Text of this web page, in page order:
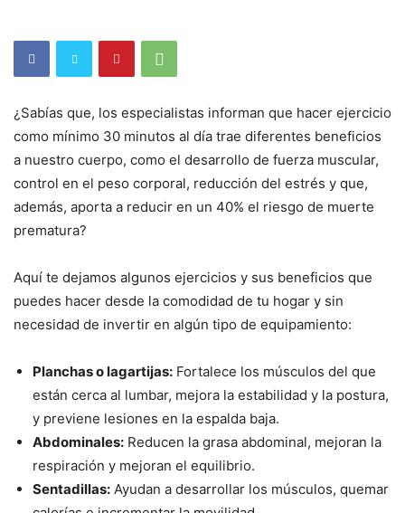
¿Sabías que, los especialistas informan que hacer ejercicio
como mínimo 30 minutos al día trae diferentes beneficios
a nuestro cuerpo, como el desarrollo de fuerza muscular,
control en el peso corporal, reducción del estrés y que,
además, aporta a reducir en un 40% el riesgo de muerte
prematura?
Aquí te dejamos algunos ejercicios y sus beneficios que
puedes hacer desde la comodidad de tu hogar y sin
necesidad de invertir en algún tipo de equipamiento:
Planchas o lagartijas: Fortalece los músculos del que
están cerca al lumbar, mejora la estabilidad y la postura,
y previene lesiones en la espalda baja.
Abdominales: Reducen la grasa abdominal, mejoran la
respiración y mejoran el equilibrio.
Sentadillas: Ayudan a desarrollar los músculos, quemar